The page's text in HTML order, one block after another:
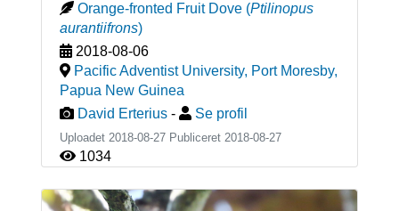
Orange-fronted Fruit Dove (Ptilinopus
aurantiifrons)
2018-08-06
Pacific Adventist University, Port Moresby,
Papua New Guinea
David Erterius - Se profil
Uploadet 2018-08-27 Publiceret 2018-08-27
1034